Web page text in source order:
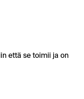
että se toimii ja on